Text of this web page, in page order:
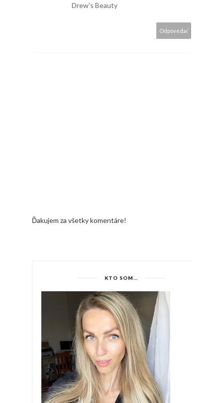
Drew's Beauty
Odpovedať
Ďakujem za všetky komentáre!
KTO SOM...